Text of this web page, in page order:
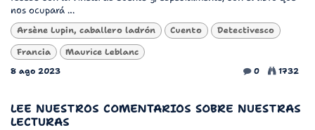
nos ocupará ...
Arsène Lupin, caballero ladrón Cuento
Detectivesco
Francia
Maurice Leblanc
8 ago 2023
0 1732
LEE NUESTROS COMENTARIOS SOBRE NUESTRAS
LECTURAS